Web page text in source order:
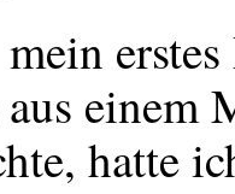
einem
hatte